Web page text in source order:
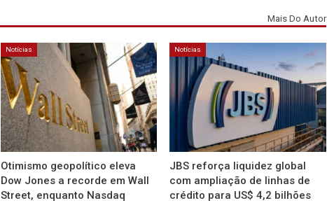
Mais Do Autor
Notícias
Otimismo geopolítico eleva
Dow Jones a recorde em Wall
Street, enquanto Nasdaq
Notícias
JBS reforça liquidez global
com ampliação de linhas de
crédito para US$ 4,2 bilhões